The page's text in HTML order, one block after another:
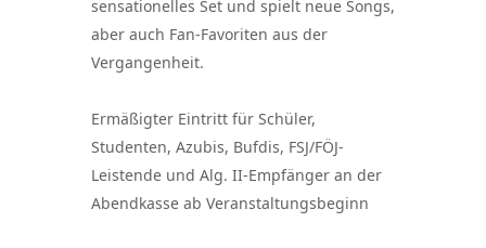
sensationelles Set und spielt neue Songs,
aber auch Fan-Favoriten aus der
Vergangenheit.
Ermäßigter Eintritt für Schüler,
Studenten, Azubis, Bufdis, FSJ/FÖJ-
Leistende und Alg. II-Empfänger an der
Abendkasse ab Veranstaltungsbeginn